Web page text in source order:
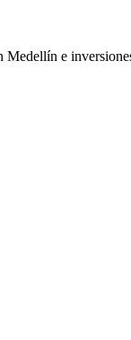
Medellín e